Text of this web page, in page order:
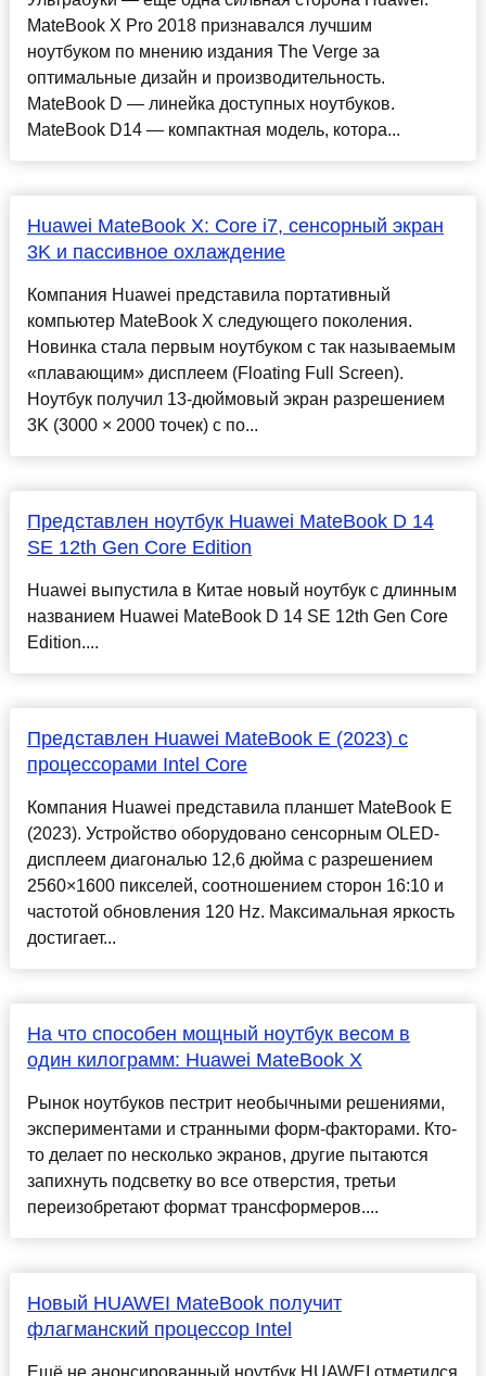
MateBook X Pro 2018 признавался лучшим
ноутбуком по мнению издания The Verge за
оптимальные дизайн и производительность.
MateBook D — линейка доступных ноутбуков.
MateBook D14 — компактная модель, котора...
Huawei MateBook X: Core i7, сенсорный экран
3K и пассивное охлаждение
Компания Huawei представила портативный
компьютер MateBook X следующего поколения.
Новинка стала первым ноутбуком с так называемым
«плавающим» дисплеем (Floating Full Screen).
Ноутбук получил 13-дюймовый экран разрешением
3K (3000 × 2000 точек) с по...
Представлен ноутбук Huawei MateBook D 14
SE 12th Gen Core Edition
Huawei выпустила в Китае новый ноутбук с длинным
названием Huawei MateBook D 14 SE 12th Gen Core
Edition....
Представлен Huawei MateBook E (2023) с
процессорами Intel Core
Компания Huawei представила планшет MateBook E
(2023). Устройство оборудовано сенсорным OLED-
дисплеем диагональю 12,6 дюйма с разрешением
2560×1600 пикселей, соотношением сторон 16:10 и
частотой обновления 120 Hz. Максимальная яркость
достигает...
На что способен мощный ноутбук весом в
один килограмм: Huawei MateBook X
Рынок ноутбуков пестрит необычными решениями,
экспериментами и странными форм-факторами. Кто-
то делает по несколько экранов, другие пытаются
запихнуть подсветку во все отверстия, третьи
переизобретают формат трансформеров....
Новый HUAWEI MateBook получит
флагманский процессор Intel